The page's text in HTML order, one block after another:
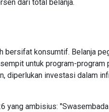
dari total belanja.
bersifat konsumtif. Belanja
untuk program-program
diperlukan investasi dalam
yang ambisius: